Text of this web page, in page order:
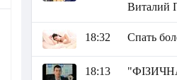
Виталий
18:32 Спать
18:13